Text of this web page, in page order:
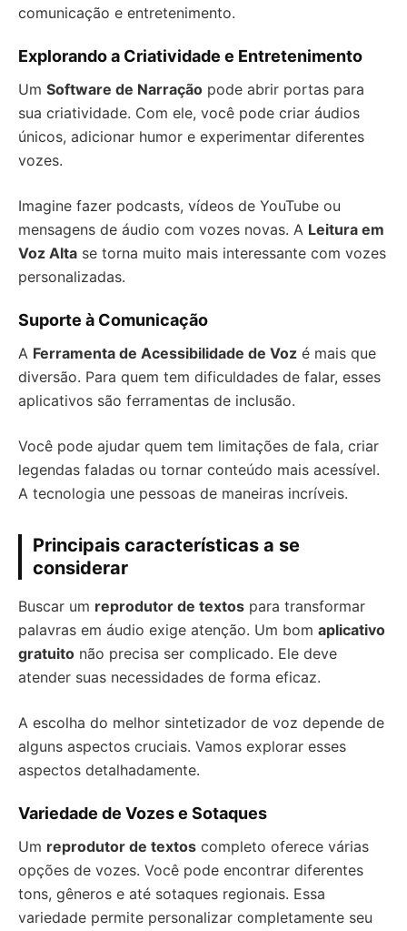
comunicação e entretenimento.
Explorando a Criatividade e Entretenimento
Um Software de Narração pode abrir portas para
sua criatividade. Com ele, você pode criar áudios
únicos, adicionar humor e experimentar diferentes
vozes.
Imagine fazer podcasts, vídeos de YouTube ou
mensagens de áudio com vozes novas. A Leitura em
Voz Alta se torna muito mais interessante com vozes
personalizadas.
Suporte à Comunicação
A Ferramenta de Acessibilidade de Voz é mais que
diversão. Para quem tem dificuldades de falar, esses
aplicativos são ferramentas de inclusão.
Você pode ajudar quem tem limitações de fala, criar
legendas faladas ou tornar conteúdo mais acessível.
A tecnologia une pessoas de maneiras incríveis.
Principais características a se
considerar
Buscar um reprodutor de textos para transformar
palavras em áudio exige atenção. Um bom aplicativo
gratuito não precisa ser complicado. Ele deve
atender suas necessidades de forma eficaz.
A escolha do melhor sintetizador de voz depende de
alguns aspectos cruciais. Vamos explorar esses
aspectos detalhadamente.
Variedade de Vozes e Sotaques
Um reprodutor de textos completo oferece várias
opções de vozes. Você pode encontrar diferentes
tons, gêneros e até sotaques regionais. Essa
variedade permite personalizar completamente seu